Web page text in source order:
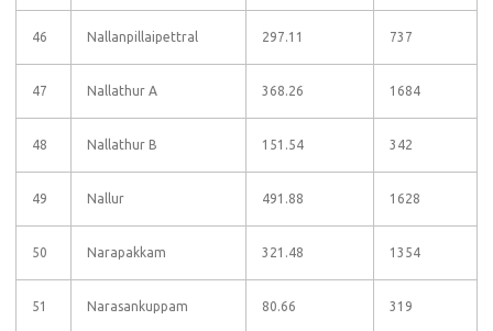
46 Nallanpillaipettral 297.11 737
47 Nallathur A 368.26 1684
48 Nallathur B 151.54 342
49 Nallur 491.88 1628
50 Narapakkam 321.48 1354
51 Narasankuppam 80.66 319